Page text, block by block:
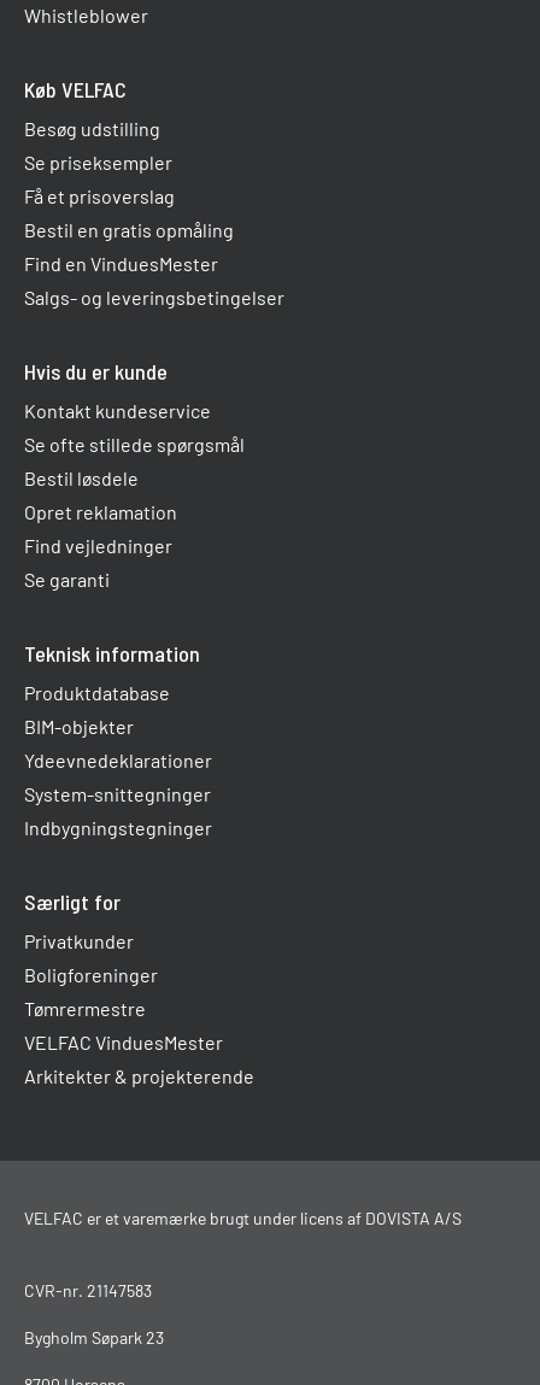
Whistleblower
Køb VELFAC
Besøg udstilling
Se priseksempler
Få et prisoverslag
Bestil en gratis opmåling
Find en VinduesMester
Salgs- og leveringsbetingelser
Hvis du er kunde
Kontakt kundeservice
Se ofte stillede spørgsmål
Bestil løsdele
Opret reklamation
Find vejledninger
Se garanti
Teknisk information
Produktdatabase
BIM-objekter
Ydeevnedeklarationer
System-snittegninger
Indbygningstegninger
Særligt for
Privatkunder
Boligforeninger
Tømrermestre
VELFAC VinduesMester
Arkitekter & projekterende
VELFAC er et varemærke brugt under licens af DOVISTA A/S
CVR-nr. 21147583
Bygholm Søpark 23